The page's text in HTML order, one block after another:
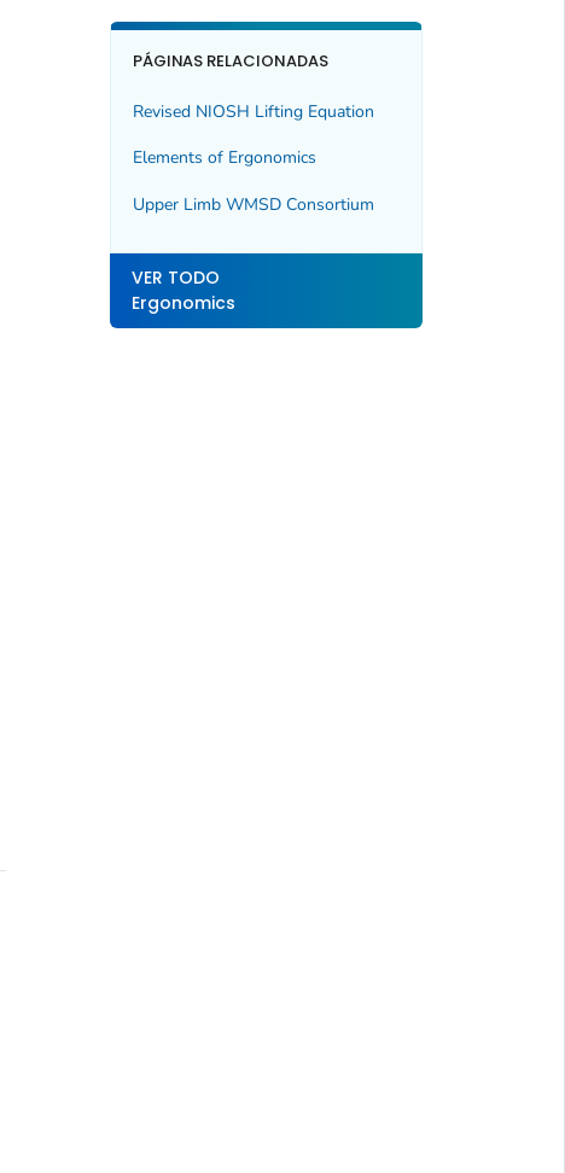
PÁGINAS RELACIONADAS
Revised NIOSH Lifting Equation
Elements of Ergonomics
Upper Limb WMSD Consortium
VER TODO
Ergonomics